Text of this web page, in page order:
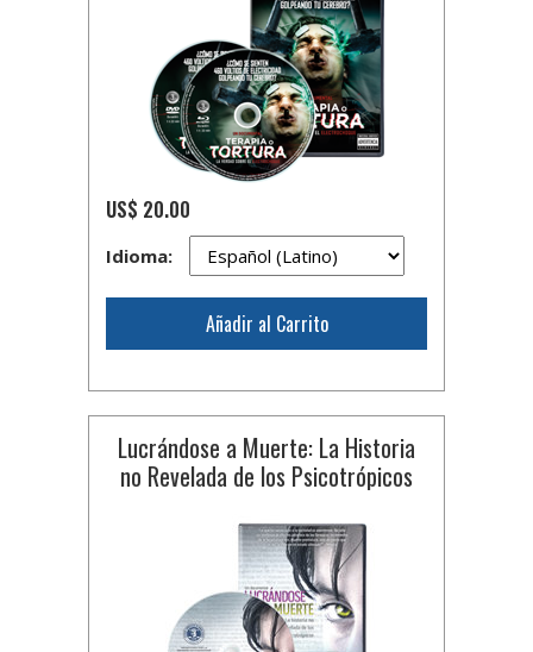
US$ 20.00
Idioma:
Añadir al Carrito
Lucrándose a Muerte: La Historia
no Revelada de los Psicotrópicos